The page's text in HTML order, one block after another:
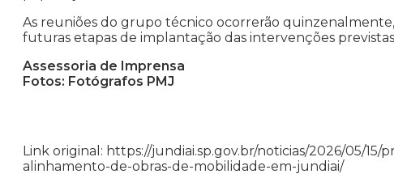
As reuniões do grupo técnico ocorrerão
futuras etapas de implantação das intervenções
Assessoria de Imprensa
Fotos: Fotógrafos PMJ
Link original: https://jundiai.sp.gov.br/noticias/2026/05/
alinhamento-de-obras-de-mobilidade-em-jundiai/